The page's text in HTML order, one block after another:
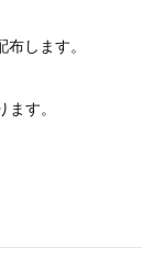
します。
す。